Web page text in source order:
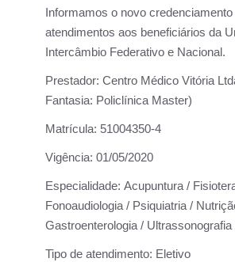
Informamos o novo
atendimentos aos beneficiários da
Intercâmbio Federativo e Nacional.
Prestador: Centro Médico Vitória
Fantasia: Policlínica Master)
Matrícula: 51004350-4
Vigência: 01/05/2020
Especialidade: Acupuntura /
Fonoaudiologia / Psiquiatria /
Gastroenterologia / Ultrassonografia
Tipo de atendimento: Eletivo